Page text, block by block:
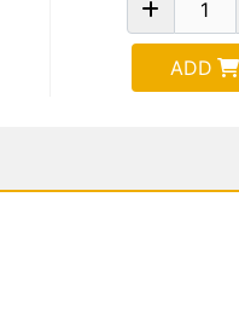
ADD